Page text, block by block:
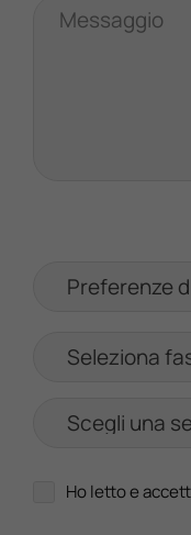
Messaggio
Ho letto e